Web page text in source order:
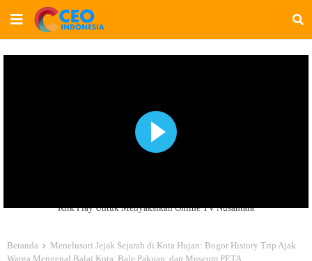
Klik Play Untuk Menyaksikan Online TV Nusantara
Beranda
Menelusuri Jejak Sejarah di Kota Hujan: Bogor History Trip Ajak
Warga Mengenal Balai Kota, Bale Pakuan, dan Museum PETA